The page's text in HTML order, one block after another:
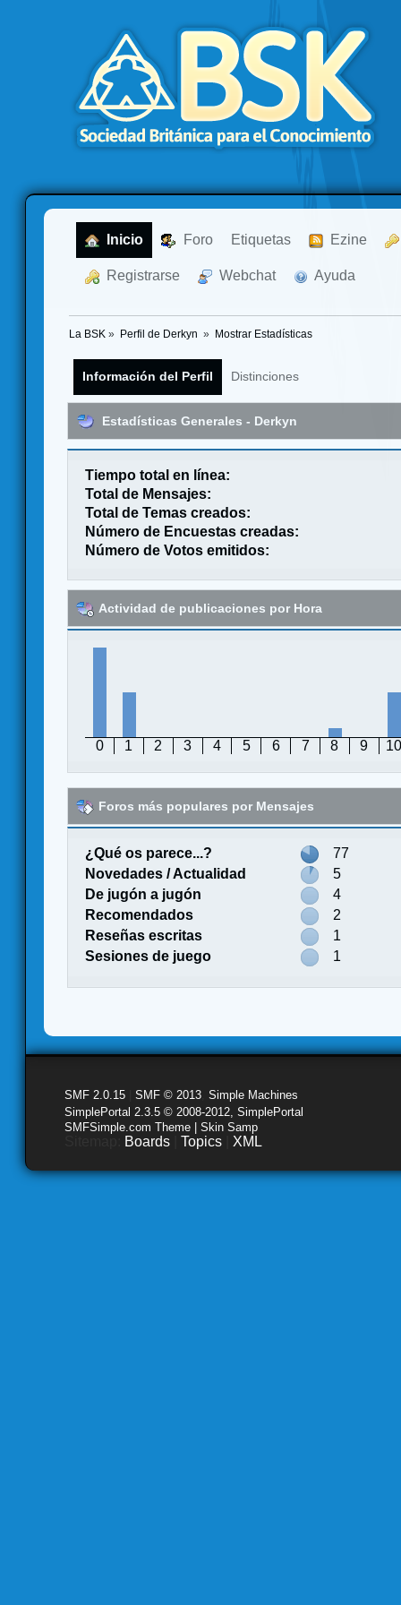
Inicio Foro Etiquetas Ezine
Registrarse Webchat Ayuda
La BSK » Perfil de Derkyn » Mostrar Estadísticas
Información del Perfil Distinciones
Estadísticas Generales - Derkyn
Tiempo total en línea:
Total de Mensajes:
Total de Temas creados:
Número de Encuestas creadas:
Número de Votos emitidos:
Actividad de publicaciones por Hora
0 1 2 3 4 5 6 7 8 9 10
Foros más populares por Mensajes
¿Qué os parece...?
77
Novedades / Actualidad
5
De jugón a jugón
4
Recomendados
2
Reseñas escritas
1
Sesiones de juego
1
SMF 2.0.15 SMF © 2013 Simple Machines
SimplePortal 2.3.5 © 2008-2012, SimplePortal
SMFSimple.com Theme | Skin Samp
Boards Topics XML